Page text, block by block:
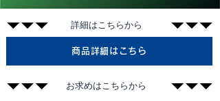
​詳細はこちらから
商品詳細はこちら
​お求めはこちらから